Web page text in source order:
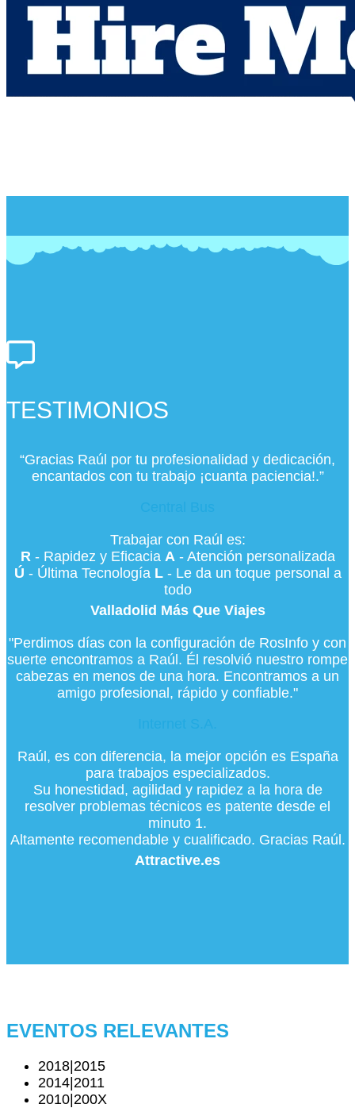
TESTIMONIOS
“Gracias Raúl por tu profesionalidad y dedicación,
encantados con tu trabajo ¡cuanta paciencia!.”
Trabajar con Raúl es:
R - Rapidez y Eficacia A - Atención personalizada
Ú - Última Tecnología L- Le da un toque personal a
todo
Valladolid Más Que Viajes
"Perdimos días con la configuración de RosInfo y con
suerte encontramos a Raúl. Él resolvió nuestro rompe
cabezas en menos de una hora. Encontramos a un
amigo profesional, rápido y confiable."
Raúl, es con diferencia, la mejor opción es España
para trabajos especializados.
Su honestidad, agilidad y rapidez a la hora de
resolver problemas técnicos es patente desde el
minuto 1.
Altamente recomendable y cualificado. Gracias Raúl.
Attractive.es
EVENTOS RELEVANTES
2018|2015
2014|2011
2010|200X